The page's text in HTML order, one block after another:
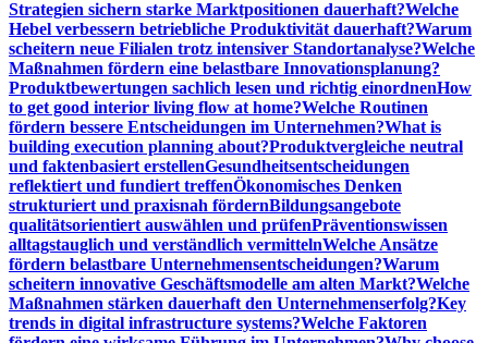
Strategien sichern starke Marktpositionen dauerhaft?Welche
Hebel verbessern betriebliche Produktivität dauerhaft?Warum
scheitern neue Filialen trotz intensiver Standortanalyse?Welche
Maßnahmen fördern eine belastbare Innovationsplanung?
Produktbewertungen sachlich lesen und richtig einordnenHow
to get good interior living flow at home?Welche Routinen
fördern bessere Entscheidungen im Unternehmen?What is
building execution planning about?Produktvergleiche neutral
und faktenbasiert erstellenGesundheitsentscheidungen
reflektiert und fundiert treffenÖkonomisches Denken
strukturiert und praxisnah fördernBildungsangebote
qualitätsorientiert auswählen und prüfenPräventionswissen
alltagstauglich und verständlich vermittelnWelche Ansätze
fördern belastbare Unternehmensentscheidungen?Warum
scheitern innovative Geschäftsmodelle am alten Markt?Welche
Maßnahmen stärken dauerhaft den Unternehmenserfolg?Key
trends in digital infrastructure systems?Welche Faktoren